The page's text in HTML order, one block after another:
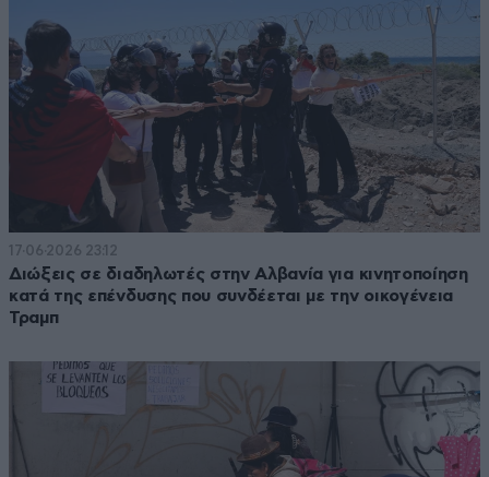
17·06·2026 23:12
Διώξεις σε διαδηλωτές στην Αλβανία για κινητοποίηση
κατά της επένδυσης που συνδέεται με την οικογένεια
Τραμπ